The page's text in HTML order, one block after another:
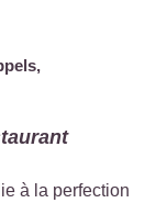
à la perfection